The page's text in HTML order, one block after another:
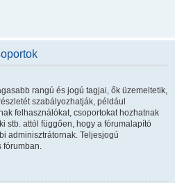
rangú és jogú tagjai, ők üzemeltetik,
szabályozhatják, például
felhasználókat, csoportokat hozhatnak
stb. attól függően, hogy a fórumalapító
adminisztrátornak. Teljesjogú
fórumban.